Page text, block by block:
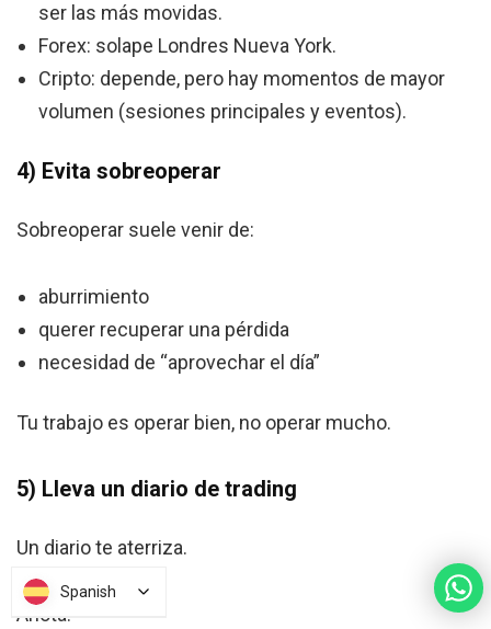
ser las más movidas.
Forex: solape Londres Nueva York.
Cripto: depende, pero hay momentos de mayor
volumen (sesiones principales y eventos).
4) Evita sobreoperar
Sobreoperar suele venir de:
aburrimiento
querer recuperar una pérdida
necesidad de “aprovechar el día”
Tu trabajo es operar bien, no operar mucho.
5) Lleva un diario de trading
Un diario te aterriza.
Anota:
Spanish
Spanish